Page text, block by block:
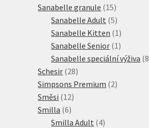
Sanabelle granule 1515
produktů
Sanabelle Adult 55
produktů
Sanabelle Kitten 1 1
produkt
Sanabelle Senior 1 1
produkt
Sanabelle speciální výživa 8
Schesir 2828
produktů
Simpsons Premium 22
Směsi 1212
Smilla 66
produktů
Smilla Adult 44